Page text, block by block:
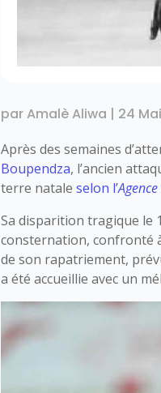
parAmalè Aliwa | 24
Après des semaines
Boupendza, l’ancien
terre nataleselon l’
Sa disparition tragique le
consternation, confronté à
de son rapatriement,
a été accueillie avec un